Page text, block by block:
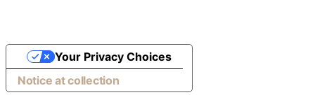
Notice at collection
Your Privacy Choices